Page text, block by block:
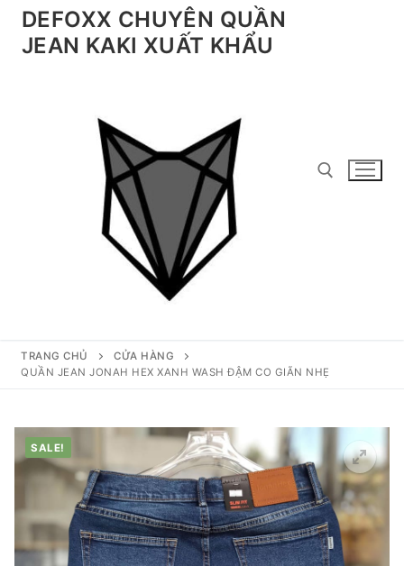
Chuyển
đếnDEFOXX CHUYÊN QUẦN
JEAN KAKI XUẤT KHẨU
Tìm kiếm cho:
TRANG CHỦ
CỬA HÀNG
QUẦN JEAN JONAH HEX XANH WASH ĐẬM CO GIÃN NHẸ
SALE!